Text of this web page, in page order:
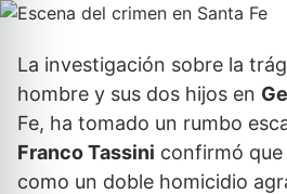
La investigación sobre la
hombre y sus dos hijos en
Fe, ha tomado un rumbo
Franco Tassini confirmó que
como un doble homicidio